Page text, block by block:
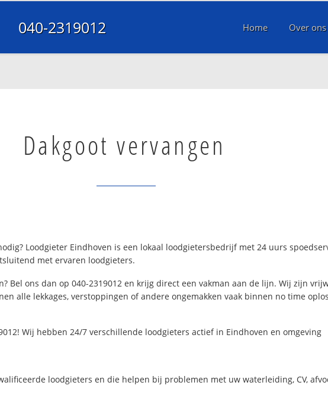
040-2319012 Home Over ons
Dakgoot vervangen
Loodgieter Eindhoven is een lokaal loodgietersbedrijf met 24 uurs
met ervaren loodgieters.
Bel ons dan op 040-2319012 en krijg direct een vakman aan de lijn. Wij zijn
alle lekkages, verstoppingen of andere ongemakken vaak binnen no time
Wij hebben 24/7 verschillende loodgieters actief in Eindhoven en omgeving
loodgieters en die helpen bij problemen met uw waterleiding, CV,